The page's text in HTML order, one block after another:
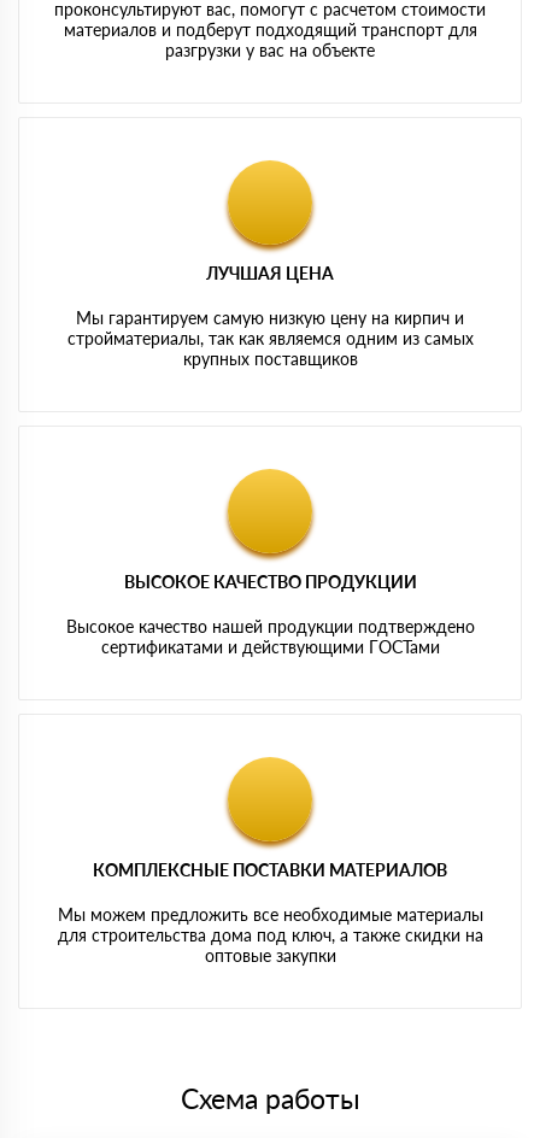
проконсультируют вас, помогут с расчетом стоимости
материалов и подберут подходящий транспорт для
разгрузки у вас на объекте
ЛУЧШАЯ ЦЕНА
Мы гарантируем самую низкую цену на кирпич и
стройматериалы, так как являемся одним из самых
крупных поставщиков
ВЫСОКОЕ КАЧЕСТВО ПРОДУКЦИИ
Высокое качество нашей продукции подтверждено
сертификатами и действующими ГОСТами
КОМПЛЕКСНЫЕ ПОСТАВКИ МАТЕРИАЛОВ
Мы можем предложить все необходимые материалы
для строительства дома под ключ, а также скидки на
оптовые закупки
Схема работы